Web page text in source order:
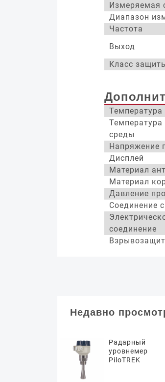
Измеряемая
Диапазон
Частота
Выход
Класс
Температура
среды
Напряжение
Дисплей
Материал
Материал
Давление
Соединение
соединение
Недавно
Радарный
уровнемер
PiloTREK